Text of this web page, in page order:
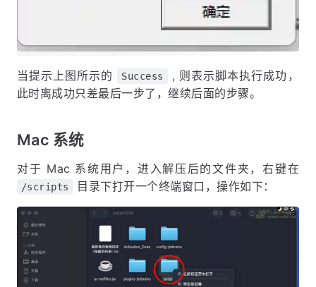
当提示上图所示的 Success
, 则表示脚本执行成功，
此时离成功只差最后一步了，继续后面的步骤。
Mac 系统
对于 Mac 系统用户，进入解压后的文件夹，右键在
/scripts 目录下打开一个终端窗口，操作如下：